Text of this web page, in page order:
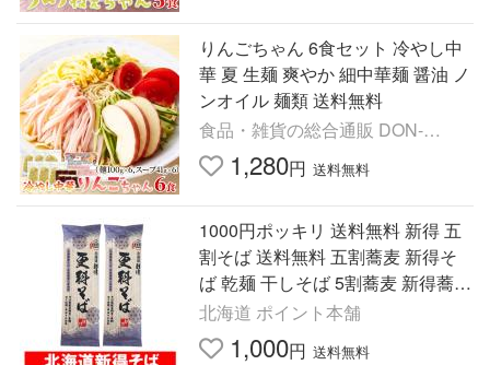
りんごちゃん 6食セット 冷やし中
華 夏 生麺 爽やか 細中華麺 醤油 ノ
ンオイル 麺類 送料無料
食品・雑貨の総合通販 DON-
SHOP1,280円 送料無料
1000円ポッキリ 送料無料 新得 五
割そば 送料無料 五割蕎麦 新得そ
ば 乾麺 干しそば 5割蕎麦 新得蕎麦
更科そば 200g×2束 しんとく そば
五割 蕎麦 麺類
北海道 ポイント本舗
1,000円 送料無料